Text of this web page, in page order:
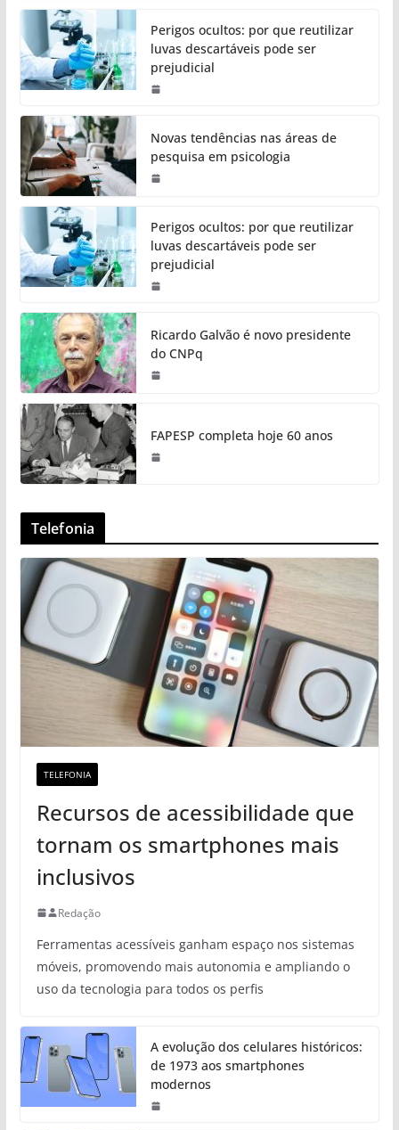
Perigos ocultos: por que reutilizar
luvas descartáveis pode ser
prejudicial
Novas tendências nas áreas de
pesquisa em psicologia
Perigos ocultos: por que reutilizar
luvas descartáveis pode ser
prejudicial
Ricardo Galvão é novo presidente
do CNPq
FAPESP completa hoje 60 anos
Telefonia
TELEFONIA
Recursos de acessibilidade que
tornam os smartphones mais
inclusivos
Redação
Ferramentas acessíveis ganham espaço nos sistemas
móveis, promovendo mais autonomia e ampliando o
uso da tecnologia para todos os perfis
A evolução dos celulares históricos:
de 1973 aos smartphones
modernos